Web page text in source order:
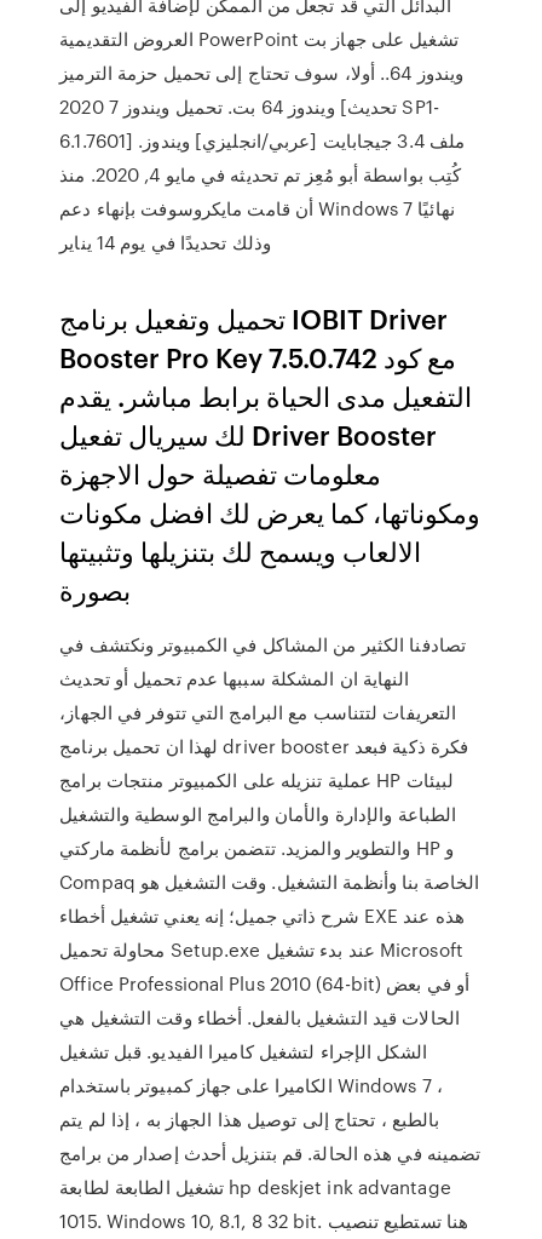
العروض التقديمية PowerPoint تشغيل على جهاز بت
ويندوز 64.. أولا، سوف تحتاج إلى تحميل حزمة الترميز
ويندوز 64 بت. تحميل ويندوز 7 2020 [تحديث SP1-
6.1.7601] ملف 3.4 جيجابايت [عربي/انجليزي] ويندوز.
كُتِب بواسطة أبو مُعِز تم تحديثه في مايو 4, 2020. منذ
أن قامت مايكروسوفت بإنهاء دعم Windows 7 نهائيًا
وذلك تحديدًا في يوم 14 يناير
تحميل وتفعيل برنامج IOBIT Driver
Booster Pro Key 7.5.0.742 مع كود
التفعيل مدى الحياة برابط مباشر. يقدم
لك سيريال تفعيل Driver Booster
معلومات تفصيلة حول الاجهزة
ومكوناتها، كما يعرض لك افضل مكونات
الالعاب ويسمح لك بتنزيلها وتثبيتها
بصورة
تصادفنا الكثير من المشاكل في الكمبيوتر ونكتشف في
النهاية ان المشكلة سببها عدم تحميل أو تحديث
التعريفات لتتناسب مع البرامج التي تتوفر في الجهاز،
لهذا ان تحميل برنامج driver booster فكرة ذكية فبعد
عملية تنزيله على الكمبيوتر منتجات برامج HP لبيئات
الطباعة والإدارة والأمان والبرامج الوسطية والتشغيل
والتطوير والمزيد. تتضمن برامج لأنظمة ماركتي HP و
شرح ذاتي جميل؛ إنه يعني تشغيل أخطاء EXE هذه عند
محاولة تحميل Setup.exe عند بدء تشغيل Microsoft
Office Professional Plus 2010 (64-bit) أو في بعض
الحالات قيد التشغيل بالفعل. أخطاء وقت التشغيل هي
الشكل الإجراء لتشغيل كاميرا الفيديو. قبل تشغيل
الكاميرا على جهاز كمبيوتر باستخدام Windows 7 ،
بالطبع ، تحتاج إلى توصيل هذا الجهاز به ، إذا لم يتم
تضمينه في هذه الحالة. قم بتنزيل أحدث إصدار من برامج
تشغيل الطابعة لطابعة hp deskjet ink advantage
1015. Windows 10, 8.1, 8 32 bit. هنا تستطيع تنصيب